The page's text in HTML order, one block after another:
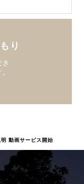
動画サービス開始
り